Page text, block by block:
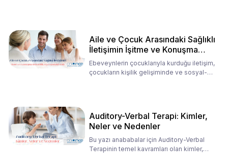
Aile ve Çocuk Arasındaki Sağlıklı
İletişimin İşitme ve Konuşma
Rehabilitasyonundaki Rolü
Ebeveynlerin çocuklarıyla kurduğu iletişim,
çocukların kişilik gelişiminde ve sosyal-
Auditory-Verbal Terapi: Kimler,
Neler ve Nedenler
Bu yazı anababalar için Auditory-Verbal
Terapinin temel kavramları olan kimler,